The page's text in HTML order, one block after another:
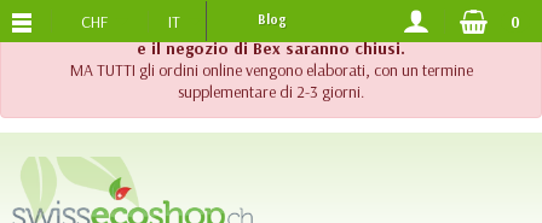
!! Importante !! Fino al 20 agosto 2026, l'assistenza telefonica
e il negozio di Bex saranno chiusi.
MA TUTTI gli ordini online vengono elaborati, con un termine
supplementare di 2-3 giorni.
SPEDIZIONE GRATUITADA 120.-
CHF IT Blog 0